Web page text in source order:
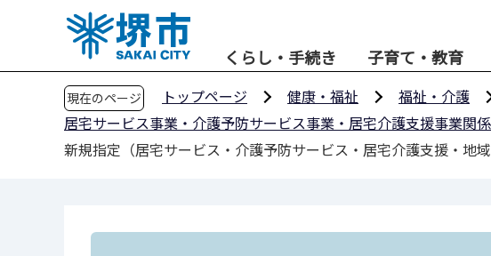
くらし・手続き 子育て・教育
現在のページ トップページ 健康・福祉 福祉・介護
居宅サービス事業・介護予防サービス事業・居宅介護支援事業関係
新規指定（居宅サービス・介護予防サービス・居宅介護支援・地